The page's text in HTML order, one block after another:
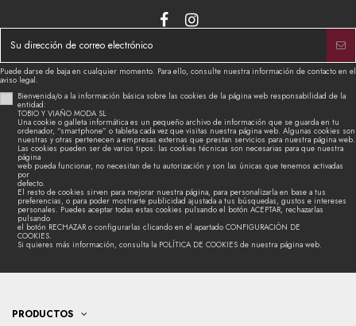
Puede darse de baja en cualquier momento. Para ello, consulte nuestra información de contacto en el
aviso legal.
Bienvenida/o a la información básica sobre las cookies de la página web responsabilidad de la
entidad:
TOBIO Y VIAÑO MODA SL
Una cookie o galleta informática es un pequeño archivo de información que se guarda en tu
ordenador, “smartphone” o tableta cada vez que visitas nuestra página web. Algunas cookies son
nuestras y otras pertenecen a empresas externas que prestan servicios para nuestra página web.
Las cookies pueden ser de varios tipos: las cookies técnicas son necesarias para que nuestra
página
web pueda funcionar, no necesitan de tu autorización y son las únicas que tenemos activadas
por
defecto.
El resto de cookies sirven para mejorar nuestra página, para personalizarla en base a tus
preferencias, o para poder mostrarte publicidad ajustada a tus búsquedas, gustos e intereses
personales. Puedes aceptar todas estas cookies pulsando el botón ACEPTAR, rechazarlas
pulsando
el botón RECHAZAR o configurarlas clicando en el apartado CONFIGURACIÓN DE
COOKIES.
Si quieres más información, consulta la POLÍTICA DE COOKIES de nuestra página web.
PRODUCTOS